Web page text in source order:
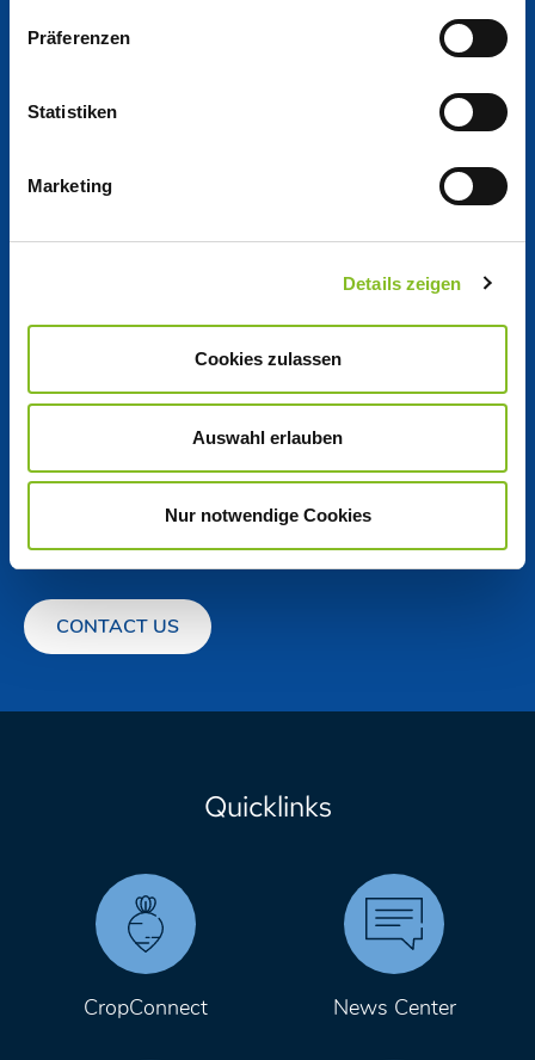
Präferenzen
Statistiken
Marketing
Details zeigen
Cookies zulassen
Auswahl erlauben
Nur notwendige Cookies
Whether for sales, beet or sugar - you will find your
contact for all areas at Nordzucker here.
CONTACT US
Quicklinks
CropConnect News Center